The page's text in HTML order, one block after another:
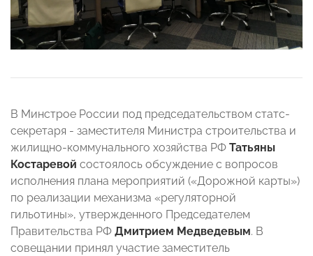
В Минстрое России под председательством статс-
секретаря - заместителя Министра строительства и
жилищно-коммунального хозяйства РФ Татьяны
Костаревой состоялось обсуждение с вопросов
исполнения плана мероприятий («Дорожной карты»)
по реализации механизма «регуляторной
гильотины», утвержденного Председателем
Правительства РФ Дмитрием Медведевым. В
совещании принял участие заместитель